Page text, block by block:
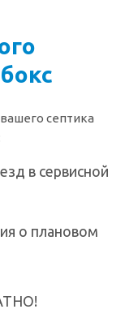
септика
в сервисной
о плановом